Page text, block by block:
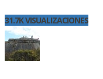
31.7K VISUALIZACIONES